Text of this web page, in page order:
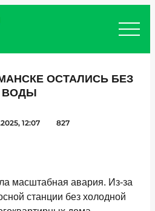
ОСТАЛИСЬ БЕЗ
ВОДЫ
12:07 827
масштабная авария. Из-за
станции без холодной